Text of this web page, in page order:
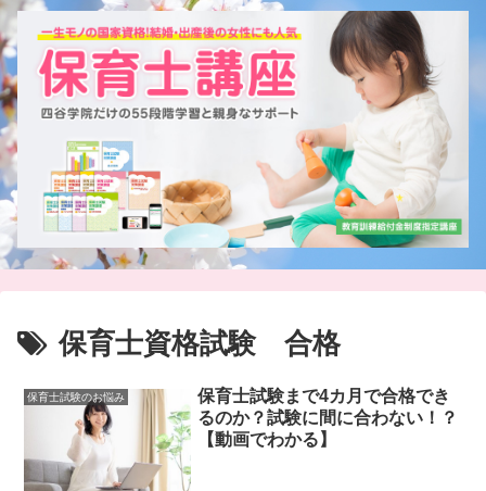
保育士資格試験 合格
保育士試験のお悩み
保育士試験まで4カ月で合格でき
るのか？試験に間に合わない！？
【動画でわかる】